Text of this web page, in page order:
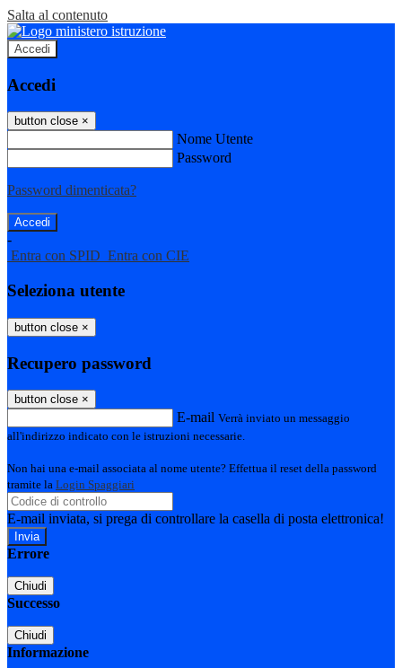
Salta al contenuto
Accedi
Accedi
button close ×
Nome Utente
Password
Password dimenticata?
-
Entra con SPID Entra con CIE
Seleziona utente
button close ×
Recupero password
button close ×
E-mail Verrà inviato un messaggio
all'indirizzo indicato con le istruzioni necessarie.
Non hai una e-mail associata al nome utente? Effettua il reset della password
tramite la Login Spaggiari
E-mail inviata, si prega di controllare la casella di posta elettronica!
Errore
Chiudi
Successo
Chiudi
Informazione